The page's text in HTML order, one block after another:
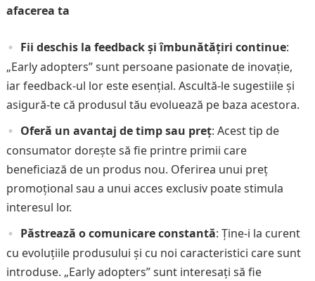
afacerea ta
Fii deschis la feedback și îmbunătățiri continue:
„Early adopters” sunt persoane pasionate de inovație,
iar feedback-ul lor este esențial. Ascultă-le sugestiile și
asigură-te că produsul tău evoluează pe baza acestora.
Oferă un avantaj de timp sau preț: Acest tip de
consumator dorește să fie printre primii care
beneficiază de un produs nou. Oferirea unui preț
promoțional sau a unui acces exclusiv poate stimula
interesul lor.
Păstrează o comunicare constantă: Ține-i la curent
cu evoluțiile produsului și cu noi caracteristici care sunt
introduse. „Early adopters” sunt interesați să fie